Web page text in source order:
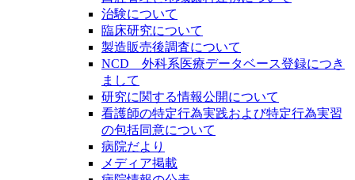
治験について
臨床研究について
製造販売後調査について
NCD 外科系医療データベース登録につき
まして
研究に関する情報公開について
看護師の特定行為実践および特定行為実習
の包括同意について
病院だより
メディア掲載